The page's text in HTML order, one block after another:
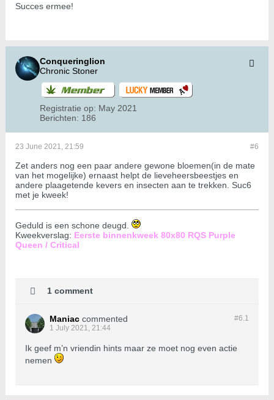
Succes ermee!
Conqueringlion
Chronic Stoner
Registratie op: May 2021
Berichten: 186
#6
23 June 2021, 21:59
Zet anders nog een paar andere gewone bloemen(in de mate
van het mogelijke) ernaast helpt de lieveheersbeestjes en
andere plaagetende kevers en insecten aan te trekken. Suc6
met je kweek!
Geduld is een schone deugd.
Kweekverslag: Eerste binnenkweek 80x80 RQS Purple
Queen / Critical
1 comment
#6.1
Maniac commented
1 July 2021, 21:44
Ik geef m’n vriendin hints maar ze moet nog even actie
nemen